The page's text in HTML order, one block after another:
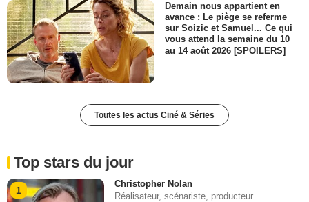
Demain nous appartient en
avance : Le piège se referme
sur Soizic et Samuel... Ce qui
vous attend la semaine du 10
au 14 août 2026 [SPOILERS]
Toutes les actus Ciné & Séries
Top stars du jour
1
Christopher Nolan
Réalisateur, scénariste, producteur